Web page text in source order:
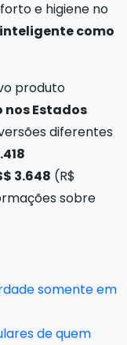
e higiene no
como
produto
nos Estados
diferentes
3.648 (R$
sobre
somente em
de quem